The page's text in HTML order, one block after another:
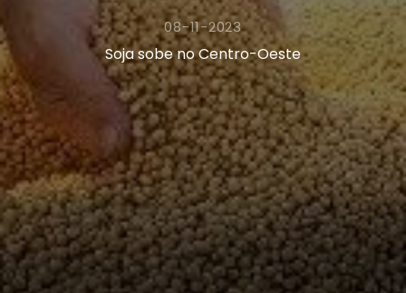
08-11-2023
Soja sobe no Centro-Oeste